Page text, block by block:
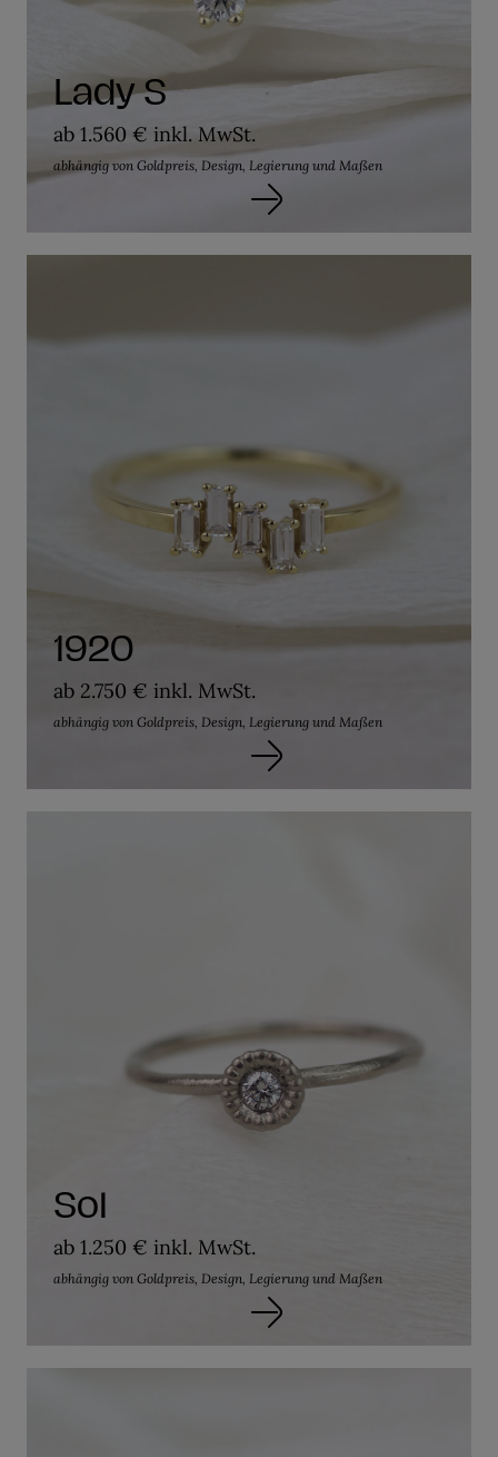
Lady S
ab 1.560 € inkl. MwSt.
abhängig von Goldpreis, Design, Legierung und Maßen
1920
ab 2.750 € inkl. MwSt.
abhängig von Goldpreis, Design, Legierung und Maßen
Sol
ab 1.250 € inkl. MwSt.
abhängig von Goldpreis, Design, Legierung und Maßen